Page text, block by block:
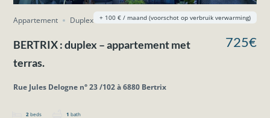
Appartement Duplex Te huur
BERTRIX : duplex – appartement met
terras.
Rue Jules Delogne n° 23 /102 à 6880 Bertrix
2 beds 1 bath
725€
+ 100 € / maand (voorschot op verbruik verwarming)